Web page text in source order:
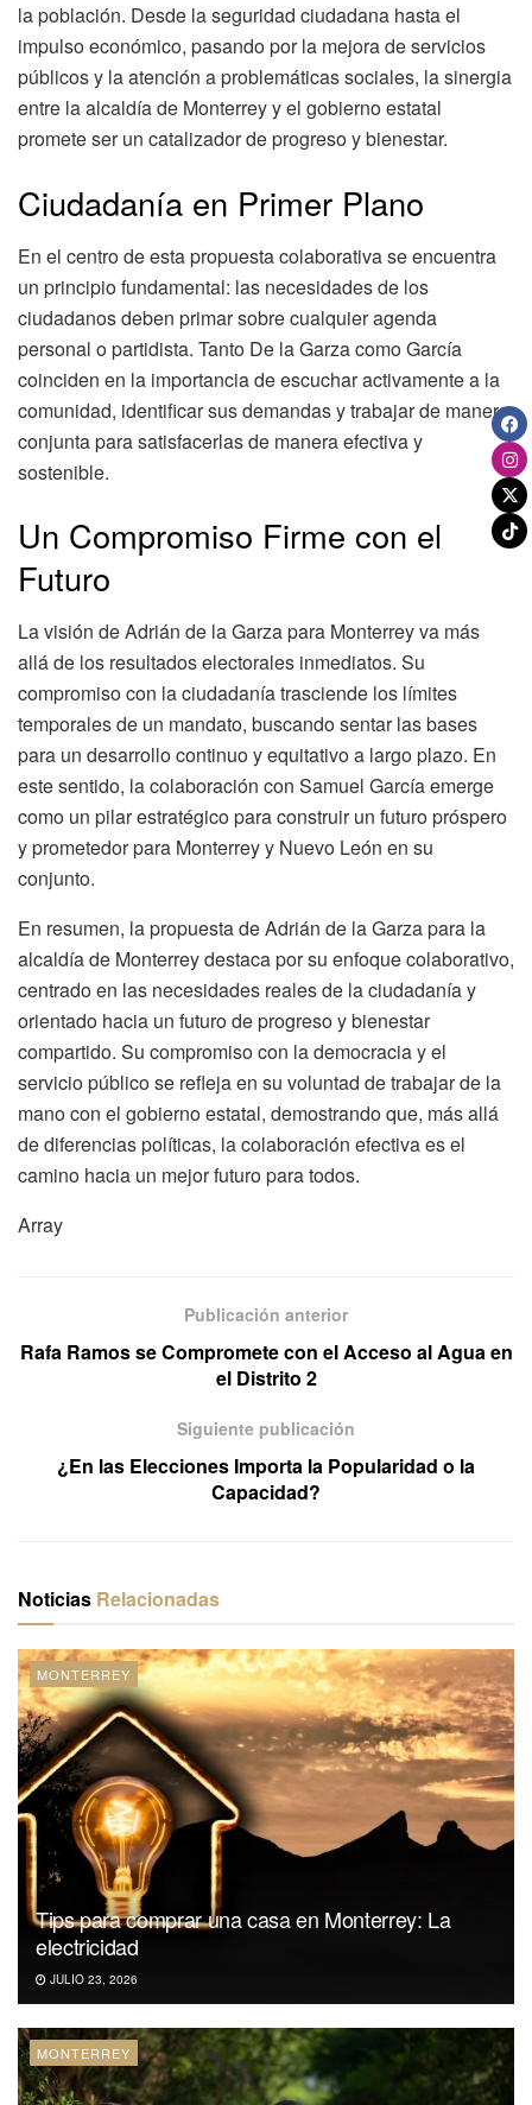
la población. Desde la seguridad ciudadana hasta el
impulso económico, pasando por la mejora de servicios
públicos y la atención a problemáticas sociales, la sinergia
entre la alcaldía de Monterrey y el gobierno estatal
promete ser un catalizador de progreso y bienestar.
Ciudadanía en Primer Plano
En el centro de esta propuesta colaborativa se encuentra
un principio fundamental: las necesidades de los
ciudadanos deben primar sobre cualquier agenda
personal o partidista. Tanto De la Garza como García
coinciden en la importancia de escuchar activamente a la
comunidad, identificar sus demandas y trabajar de manera
conjunta para satisfacerlas de manera efectiva y
sostenible.
Un Compromiso Firme con el
Futuro
La visión de Adrián de la Garza para Monterrey va más
allá de los resultados electorales inmediatos. Su
compromiso con la ciudadanía trasciende los límites
temporales de un mandato, buscando sentar las bases
para un desarrollo continuo y equitativo a largo plazo. En
este sentido, la colaboración con Samuel García emerge
como un pilar estratégico para construir un futuro próspero
y prometedor para Monterrey y Nuevo León en su
conjunto.
En resumen, la propuesta de Adrián de la Garza para la
alcaldía de Monterrey destaca por su enfoque colaborativo,
centrado en las necesidades reales de la ciudadanía y
orientado hacia un futuro de progreso y bienestar
compartido. Su compromiso con la democracia y el
servicio público se refleja en su voluntad de trabajar de la
mano con el gobierno estatal, demostrando que, más allá
de diferencias políticas, la colaboración efectiva es el
camino hacia un mejor futuro para todos.
Array
Publicación anterior
Rafa Ramos se Compromete con el Acceso al Agua en
el Distrito 2
Siguiente publicación
¿En las Elecciones Importa la Popularidad o la
Capacidad?
Noticias Relacionadas
MONTERREY
Tips para comprar una casa en Monterrey: La
electricidad
JULIO 23, 2026
MONTERREY